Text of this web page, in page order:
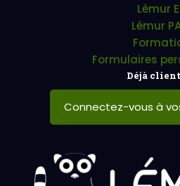
Lémur
Lémur
Formulaires
Déjà
Connectez-vous à